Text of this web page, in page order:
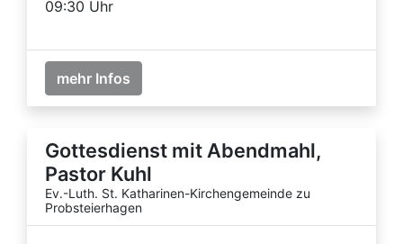
09:30 Uhr
mehr Infos
Gottesdienst mit Abendmahl,
Pastor Kuhl
Ev.-Luth. St. Katharinen-Kirchengemeinde zu
Probsteierhagen